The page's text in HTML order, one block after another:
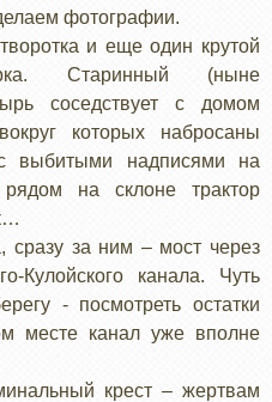
фотографии.
и еще один крутой
Старинный (ныне
соседствует с домом
которых набросаны
выбитыми надписями на
на склоне трактор
сразу за ним – мост через
Кулойского канала. Чуть
- посмотреть остатки
месте канал уже вполне
крест – жертвам